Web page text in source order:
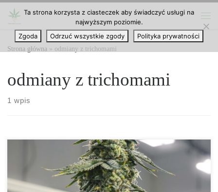
Przejdź do treści
Strona główna » odmiany z trichomami
odmiany z trichomami
1 wpis
Dzisiaj mamy dla was listę odmian, produkujących największe
ilości trichomów. Łatwo jest wyhodować pąki z dużą ilością
Ta strona korzysta z ciasteczek aby świadczyć usługi na
najwyższym poziomie.
Zgoda
Odrzuć wszystkie zgody Polityka prywatności